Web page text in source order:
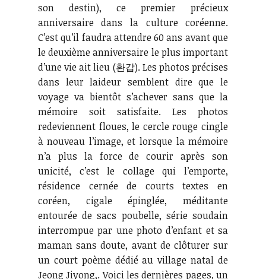
son destin), ce premier précieux
anniversaire dans la culture coréenne.
C’est qu’il faudra attendre 60 ans avant que
le deuxième anniversaire le plus important
d’une vie ait lieu (환갑). Les photos précises
dans leur laideur semblent dire que le
voyage va bientôt s’achever sans que la
mémoire soit satisfaite. Les photos
redeviennent floues, le cercle rouge cingle
à nouveau l’image, et lorsque la mémoire
n’a plus la force de courir après son
unicité, c’est le collage qui l’emporte,
résidence cernée de courts textes en
coréen, cigale épinglée, méditante
entourée de sacs poubelle, série soudain
interrompue par une photo d’enfant et sa
maman sans doute, avant de clôturer sur
un court poème dédié au village natal de
Jeong Jiyong,. Voici les dernières pages, un